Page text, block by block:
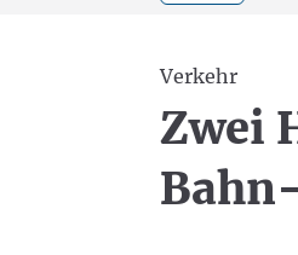
Verkehr
Zwei